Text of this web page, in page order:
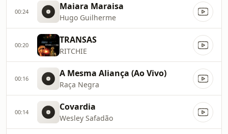
00:24 Maiara Maraisa
Hugo Guilherme
00:20 TRANSAS
RITCHIE
00:16 A Mesma Aliança (Ao Vivo)
Raça Negra
00:14 Covardia
Wesley Safadão